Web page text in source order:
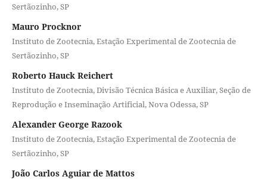
Sertãozinho, SP
Mauro Procknor
Instituto de Zootecnia, Estação Experimental de Zootecnia de
Sertãozinho, SP
Roberto Hauck Reichert
Instituto de Zootecnia, Divisão Técnica Básica e Auxiliar, Seção de
Reprodução e Inseminação Artificial, Nova Odessa, SP
Alexander George Razook
Instituto de Zootecnia, Estação Experimental de Zootecnia de
Sertãozinho, SP
João Carlos Aguiar de Mattos